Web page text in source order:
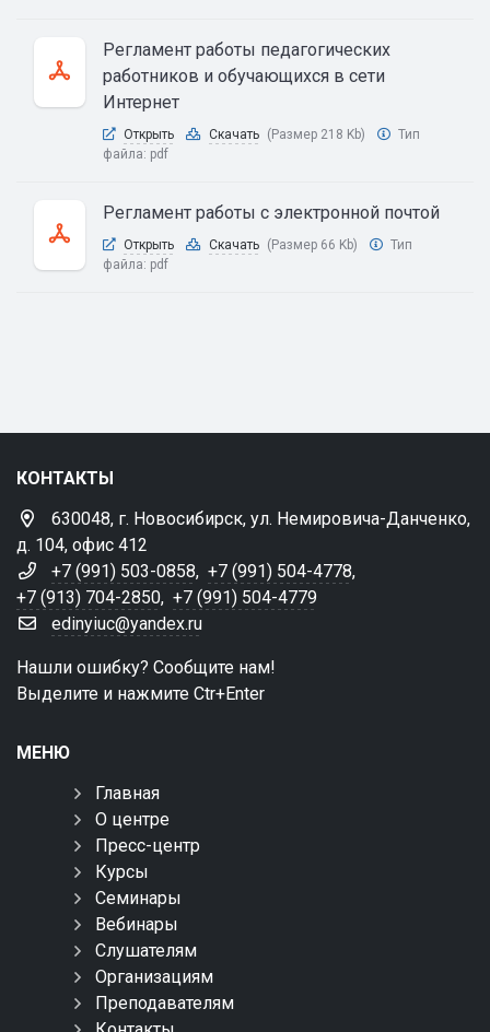
Регламент работы педагогических
работников и обучающихся в сети
Интернет
Открыть Скачать (Размер 218 Kb)
Тип
файла: pdf
Регламент работы с электронной почтой
Открыть Скачать (Размер 66 Kb)
Тип
файла: pdf
КОНТАКТЫ
630048, г. Новосибирск, ул. Немировича-Данченко,
д. 104, офис 412
+7 (991) 503-0858, +7 (991) 504-4778,
+7 (913) 704-2850, +7 (991) 504-4779
edinyiuc@yandex.ru
Нашли ошибку? Сообщите нам!
Выделите и нажмите Ctr+Enter
МЕНЮ
Главная
О центре
Пресс-центр
Курсы
Семинары
Вебинары
Слушателям
Организациям
Преподавателям